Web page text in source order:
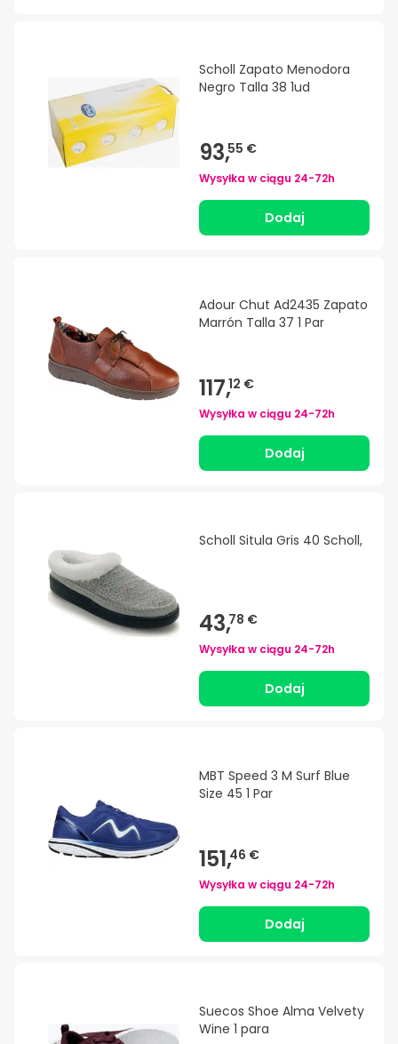
Scholl Zapato Menodora
Negro Talla 38 1ud
93,55 €
Wysyłka w ciągu 24-72h
Dodaj
Adour Chut Ad2435 Zapato
Marrón Talla 37 1 Par
117,12 €
Wysyłka w ciągu 24-72h
Dodaj
Scholl Situla Gris 40 Scholl,
43,78 €
Wysyłka w ciągu 24-72h
Dodaj
MBT Speed 3 M Surf Blue
Size 45 1 Par
151,46 €
Wysyłka w ciągu 24-72h
Dodaj
Suecos Shoe Alma Velvety
Wine 1 para